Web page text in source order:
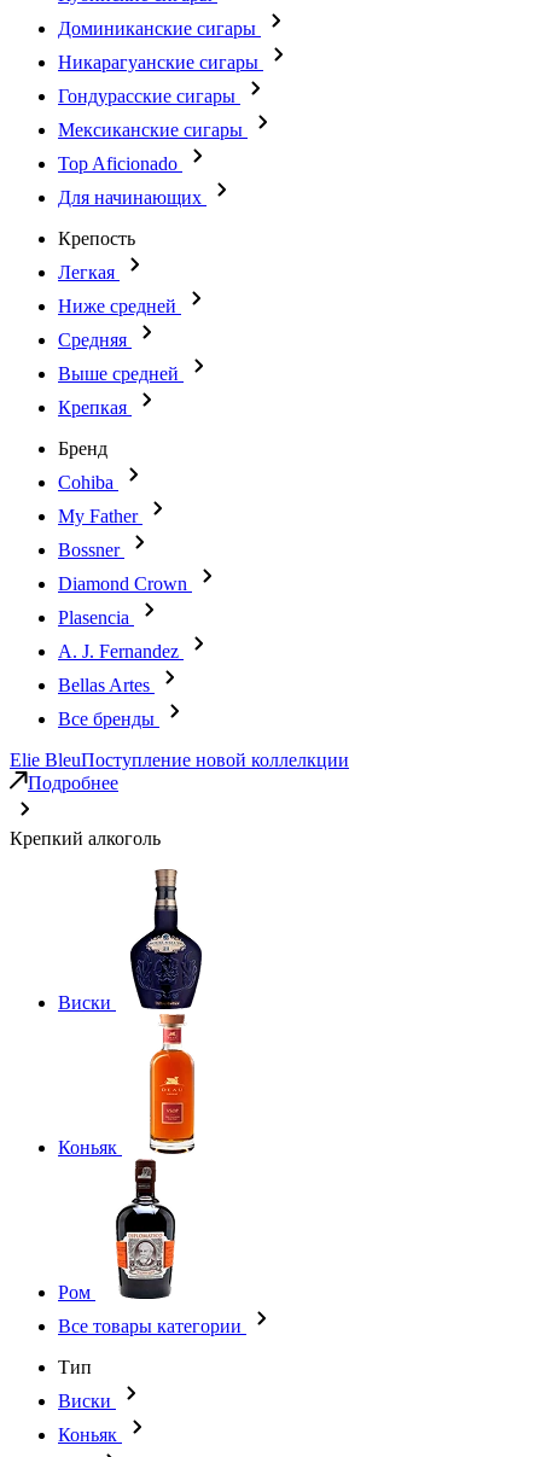
Доминиканские сигары
Никарагуанские сигары
Гондурасские сигары
Мексиканские сигары
Top Aficionado
Для начинающих
Крепость
Легкая
Ниже средней
Средняя
Выше средней
Крепкая
Бренд
Cohiba
My Father
Bossner
Diamond Crown
Plasencia
A. J. Fernandez
Bellas Artes
Все бренды
Elie BleuПоступление новой коллелкции
Подробнее
Крепкий алкоголь
Виски
Коньяк
Ром
Все товары категории
Тип
Виски
Коньяк